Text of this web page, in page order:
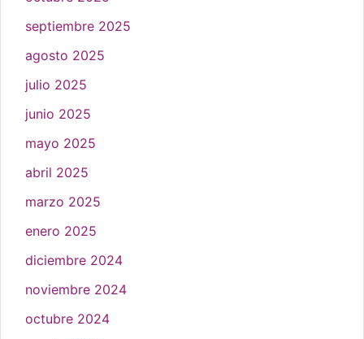
septiembre 2025
agosto 2025
julio 2025
junio 2025
mayo 2025
abril 2025
marzo 2025
enero 2025
diciembre 2024
noviembre 2024
octubre 2024